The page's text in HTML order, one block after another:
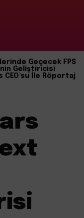
Geçecek FPS
Geliştiricisi
CEO’su İle Röportaj